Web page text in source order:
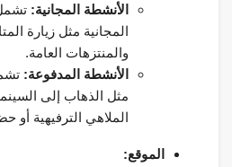
الأنشطة المجانية:
المجانية مثل زيارة
والمنتزهات العامة.
الأنشطة المدفوعة:
مثل الذهاب إلى
الملاهي الترفيهية أو
الموقع: